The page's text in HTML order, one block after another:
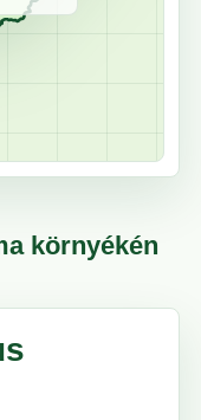
környékén